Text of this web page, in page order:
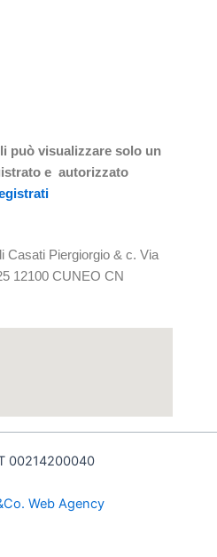
può visualizzare solo un
e autorizzato
Casati Piergiorgio & c. Via
12100 CUNEO CN
00214200040
Web Agency